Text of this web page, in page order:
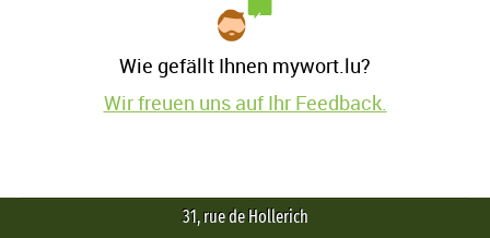
Wie gefällt Ihnen mywort.lu?
Wir freuen uns auf Ihr Feedback.
31, rue de Hollerich